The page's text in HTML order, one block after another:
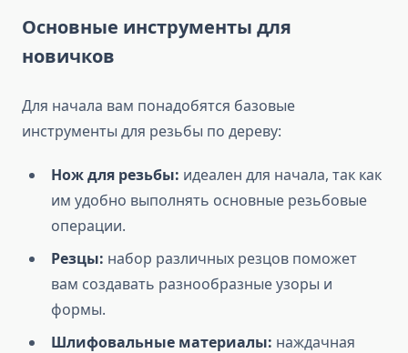
Основные инструменты для
новичков
Для начала вам понадобятся базовые
инструменты для резьбы по дереву:
Нож для резьбы: идеален для начала, так как
им удобно выполнять основные резьбовые
операции.
Резцы: набор различных резцов поможет
вам создавать разнообразные узоры и
формы.
Шлифовальные материалы: наждачная